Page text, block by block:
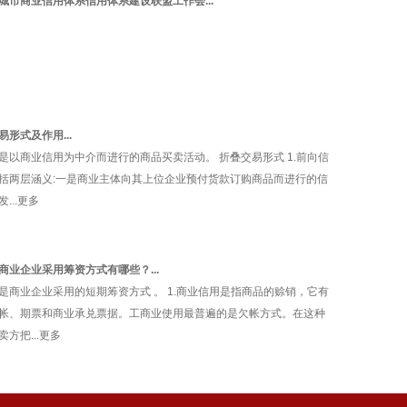
形式及作用...
以商业信用为中介而进行的商品买卖活动。 折叠交易形式 1.前向信
两层涵义:一是商业主体向其上位企业预付货款订购商品而进行的信
...更多
业企业采用筹资方式有哪些？...
商业企业采用的短期筹资方式 。 1.商业信用是指商品的赊销，它有
、期票和商业承兑票据。工商业使用最普遍的是欠帐方式。在这种
方把...更多